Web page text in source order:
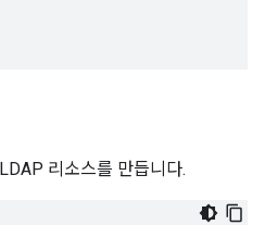
리소스를 만듭니다.